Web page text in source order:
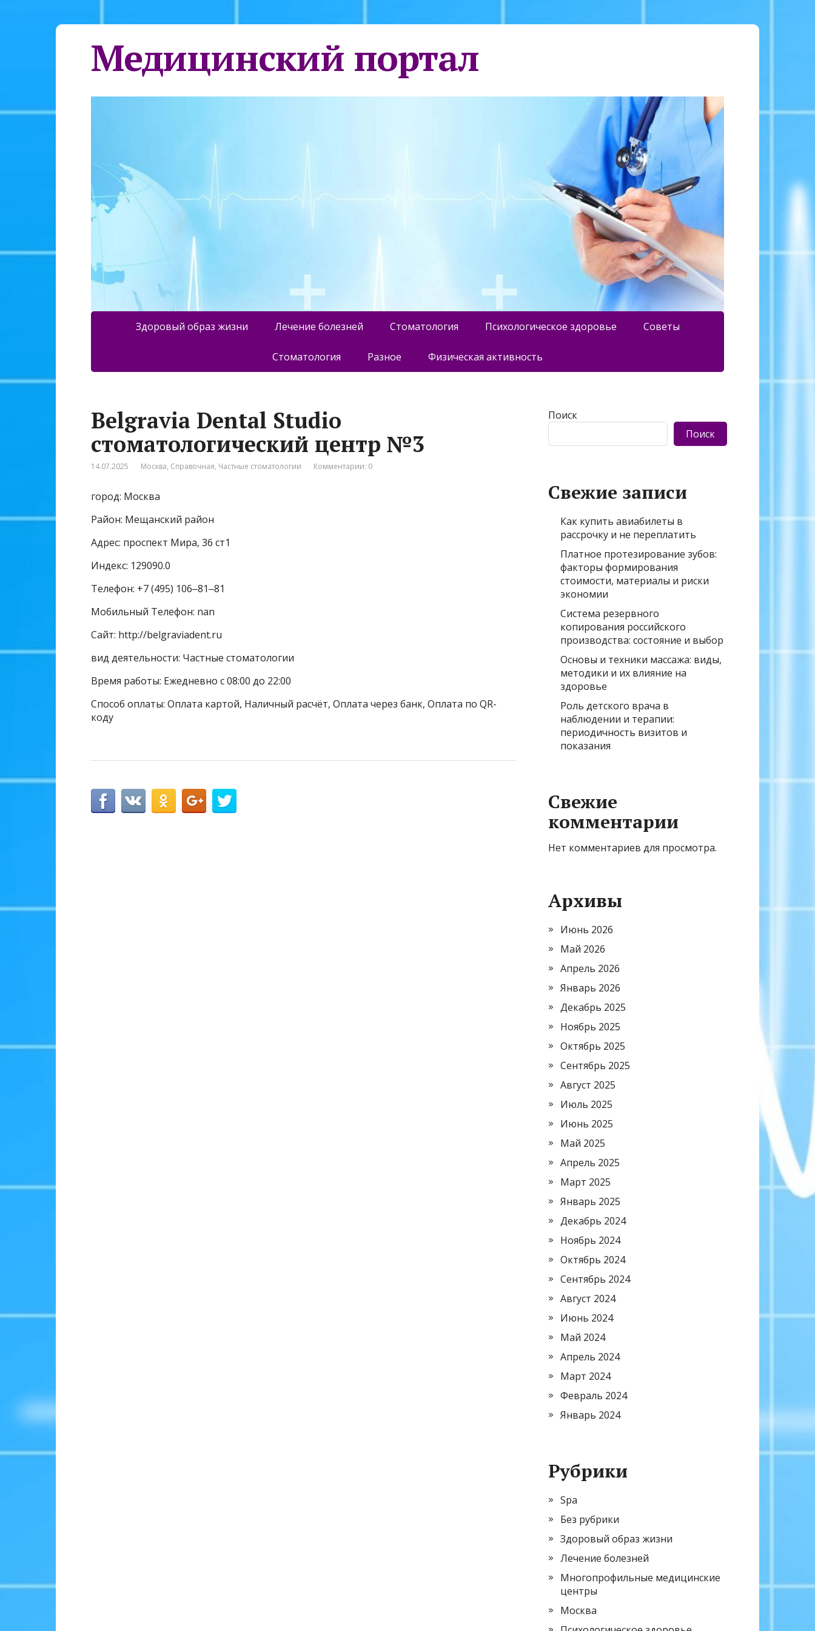
Медицинский портал
Здоровый образ жизни Лечение болезней Стоматология Психологическое здоровье Советы
Стоматология Разное Физическая активность
Belgravia Dental Studio
стоматологический центр №3
14.07.2025 Москва, Справочная, Частные стоматологии Комментарии: 0
город: Москва
Район: Мещанский район
Адрес: проспект Мира, 36 ст1
Индекс: 129090.0
Телефон: +7 (495) 106‒81‒81
Мобильный Телефон: nan
Сайт: http://belgraviadent.ru
вид деятельности: Частные стоматологии
Время работы: Ежедневно с 08:00 до 22:00
Способ оплаты: Оплата картой, Наличный расчёт, Оплата через банк, Оплата по QR-
коду
Поиск
Поиск
Свежие записи
Как купить авиабилеты в
рассрочку и не переплатить
Платное протезирование зубов:
факторы формирования
стоимости, материалы и риски
экономии
Система резервного
копирования российского
производства: состояние и выбор
Основы и техники массажа: виды,
методики и их влияние на
здоровье
Роль детского врача в
наблюдении и терапии:
периодичность визитов и
показания
Свежие
комментарии
Нет комментариев для просмотра.
Архивы
Июнь 2026
Май 2026
Апрель 2026
Январь 2026
Декабрь 2025
Ноябрь 2025
Октябрь 2025
Сентябрь 2025
Август 2025
Июль 2025
Июнь 2025
Май 2025
Апрель 2025
Март 2025
Январь 2025
Декабрь 2024
Ноябрь 2024
Октябрь 2024
Сентябрь 2024
Август 2024
Июнь 2024
Май 2024
Апрель 2024
Март 2024
Февраль 2024
Январь 2024
Рубрики
Spa
Без рубрики
Здоровый образ жизни
Лечение болезней
Многопрофильные медицинские
центры
Москва